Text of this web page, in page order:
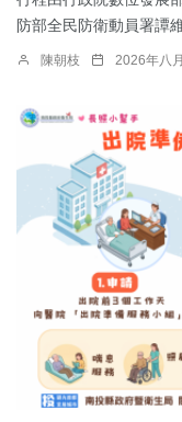
防部全民防衛動員署譚
陳朝枝 2026年八